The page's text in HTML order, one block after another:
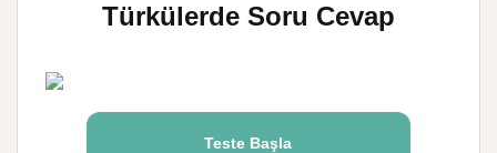
Türkülerde Soru Cevap
Teste Başla